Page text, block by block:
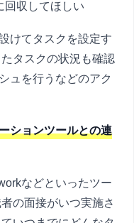
回収してほしい
けてタスクを設定す
タスクの状況も確認
ュを行うなどのアク
ションツールとの連
などといったツー
の面接がいつ実施さ